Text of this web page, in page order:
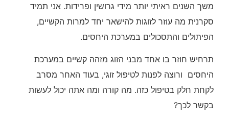
משך השנים ראיתי יותר מידי גרושין ופרידות. אני תמיד
סקרנית מה עוזר לזוגות להישאר יחד למרות הקשיים,
הפיתולים והתסכולים במערכת היחסים.
תרחיש חוזר בו אחד מבני הזוג מזהה קשיים במערכת
היחסים ורוצה לפנות לטיפול זוגי, בעוד האחר מסרב
לקחת חלק בטיפול כזה. מה קורה ומה אתה יכול לעשות
בקשר לכך?